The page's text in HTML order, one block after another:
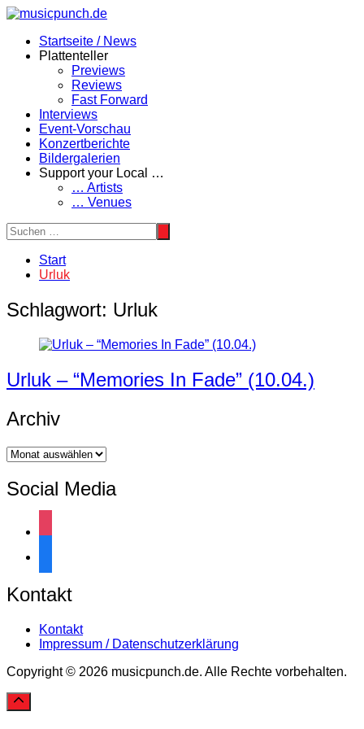
Zum
springenStartseite / News
Plattenteller
Previews
Reviews
Fast Forward
Interviews
Event-Vorschau
Konzertberichte
Bildergalerien
Support your Local …
… Artists
… Venues
Start
Urluk
Schlagwort: Urluk
Urluk – “Memories In Fade” (10.04.)
Archiv
Archiv
Social Media
Kontakt
Kontakt
Impressum / Datenschutzerklärung
Copyright © 2026 musicpunch.de. Alle Rechte vorbehalten.